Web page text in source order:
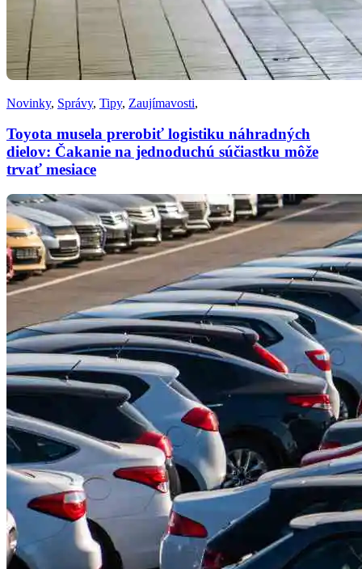
Novinky, Správy, Tipy, Zaujímavosti,
Toyota musela prerobiť logistiku náhradných
dielov: Čakanie na jednoduchú súčiastku môže
trvať mesiace